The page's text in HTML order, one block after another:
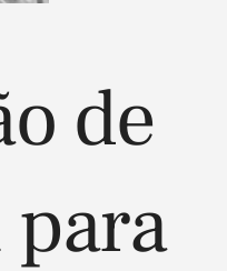
de